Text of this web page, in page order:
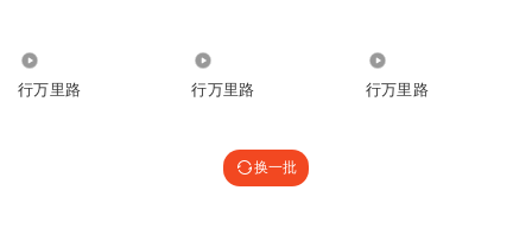
行万里路 行万里路 行万里路
换一批